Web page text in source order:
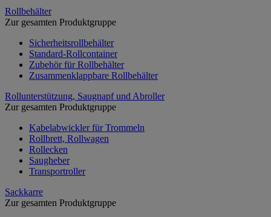
Rollbehälter
Zur gesamten Produktgruppe
Sicherheitsrollbehälter
Standard-Rollcontainer
Zubehör für Rollbehälter
Zusammenklappbare Rollbehälter
Rollunterstützung, Saugnapf und Abroller
Zur gesamten Produktgruppe
Kabelabwickler für Trommeln
Rollbrett, Rollwagen
Rollecken
Saugheber
Transportroller
Sackkarre
Zur gesamten Produktgruppe